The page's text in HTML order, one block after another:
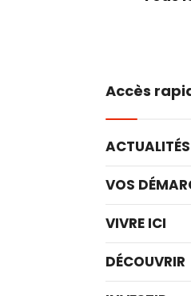
Accès
ACTUALITÉS
VOS
VIVRE ICI
DÉCOUVRIR